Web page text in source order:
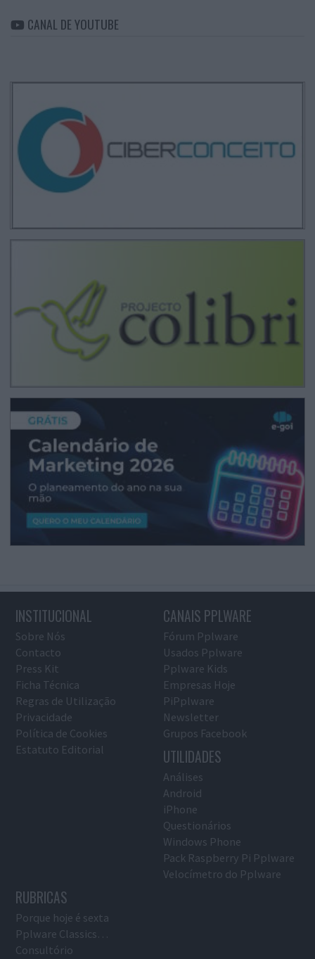
CANAL DE YOUTUBE
INSTITUCIONAL
Sobre Nós
Contacto
Press Kit
Ficha Técnica
Regras de Utilização
Privacidade
Política de Cookies
Estatuto Editorial
CANAIS PPLWARE
Fórum Pplware
Usados Pplware
Pplware Kids
Empresas Hoje
PiPplware
Newsletter
Grupos Facebook
UTILIDADES
Análises
Android
iPhone
Questionários
Windows Phone
Pack Raspberry Pi Pplware
Velocímetro do Pplware
RUBRICAS
Porque hoje é sexta
Pplware Classics…
Consultório